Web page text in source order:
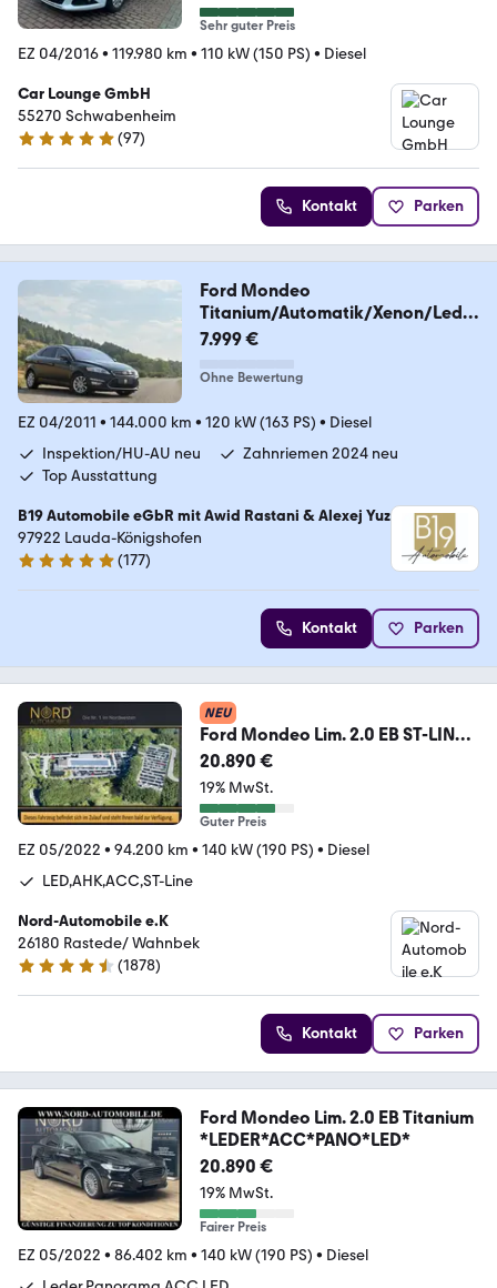
Sehr guter Preis
EZ 04/2016• 119.980 km • 110 kW (150 PS) • Diesel
Car Lounge GmbH
55270 Schwabenheim
4.9 Sterne
(97)
Kontakt Parken
Ford Mondeo
Titanium/Automatik/Xenon/Leder
/Vollausst.
7.999 €
Ohne Bewertung
EZ 04/2011 • 144.000 km • 120 kW (163 PS) • Diesel
Inspektion/HU-AU neu
Zahnriemen 2024 neu
Top Ausstattung
B19 Automobile eGbR mit Awid Rastani & Alexej Yuz
97922 Lauda-Königshofen
4.8 Sterne
(177)
Kontakt Parken
NEU
Ford Mondeo Lim. 2.0 EB ST-LINE
*LED*AHK*ACC*KAM*18Z*
20.890 €
19% MwSt.
Guter Preis
EZ 05/2022 • 94.200 km • 140 kW (190 PS) • Diesel
LED,AHK,ACC,ST-Line
Nord-Automobile e.K
26180 Rastede/ Wahnbek
4.7 Sterne
(1878)
Kontakt Parken
Ford Mondeo Lim. 2.0 EB Titanium
*LEDER*ACC*PANO*LED*
20.890 €
19% MwSt.
Fairer Preis
EZ 05/2022 • 86.402 km • 140 kW (190 PS) • Diesel